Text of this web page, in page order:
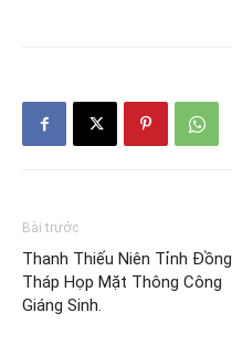
Bài trước
Thanh Thiếu Niên Tỉnh Đồng
Tháp Họp Mặt Thông Công
Giáng Sinh.